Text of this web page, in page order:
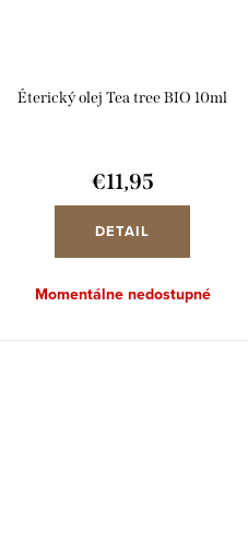
Éterický olej Tea tree BIO 10ml
€11,95
DETAIL
Momentálne nedostupné